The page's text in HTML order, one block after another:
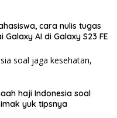
cara nulis tugas
AI di Galaxy S23 FE
haji Indonesia soal
yuk tipsnya